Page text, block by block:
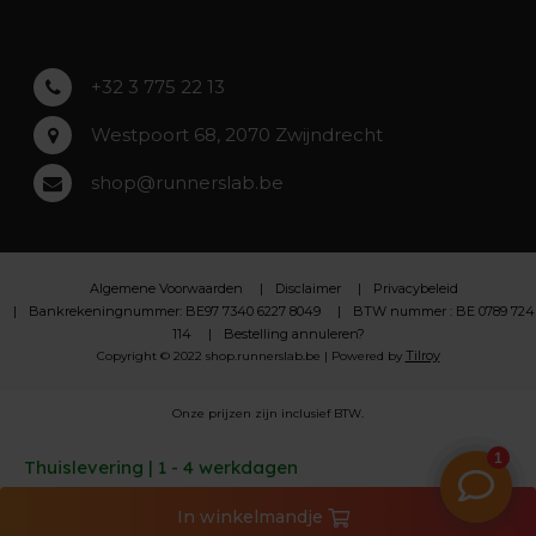
Thuislevering | 1 - 4 werkdagen
In winkelmandje
+32 3 775 22 13
Westpoort 68, 2070 Zwijndrecht
shop@runnerslab.be
Algemene Voorwaarden Disclaimer
Privacybeleid
Bankrekeningnummer: BE97 7340 6227 8049
BTW nummer : BE 0789 724
114
Bestelling annuleren?
Copyright © 2022 shop.runnerslab.be | Powered by Tilroy
Onze prijzen zijn inclusief BTW.